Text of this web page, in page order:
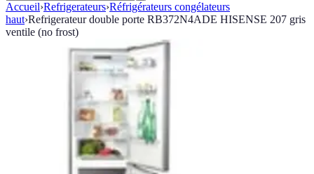
Accueil›Refrigerateurs›Réfrigérateurs congélateurs
haut›Refrigerateur double porte RB372N4ADE HISENSE 207 gris
ventile (no frost)